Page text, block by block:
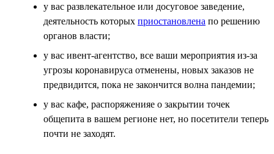
у вас развлекательное или досуговое заведение,
деятельность которых приостановлена по решению
органов власти;
у вас ивент-агентство, все ваши мероприятия из-за
угрозы коронавируса отменены, новых заказов не
предвидится, пока не закончится волна пандемии;
у вас кафе, распоряженияе о закрытии точек
общепита в вашем регионе нет, но посетители теперь
почти не заходят.